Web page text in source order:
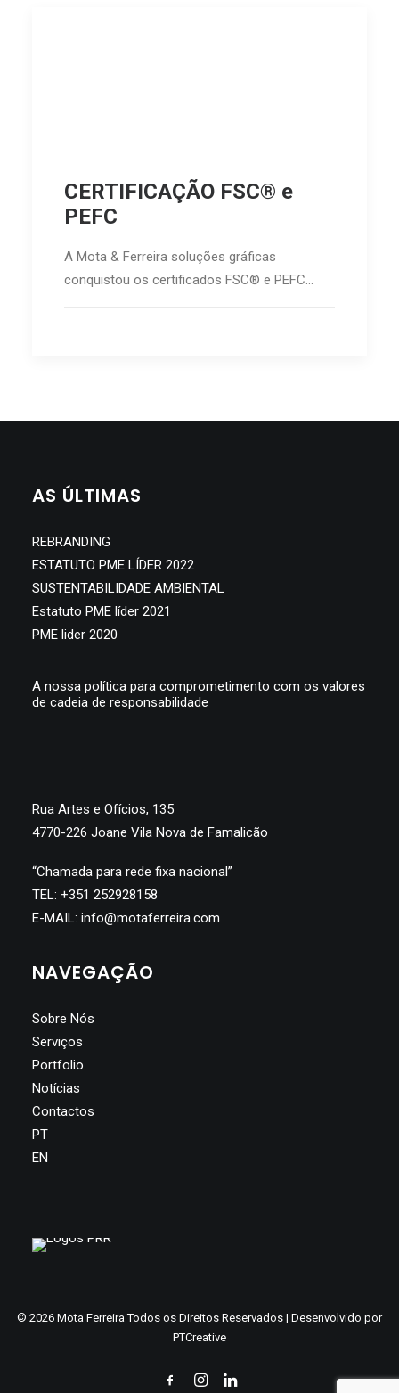
CERTIFICAÇÃO FSC® e
PEFC
A Mota & Ferreira soluções gráficas
conquistou os certificados FSC® e PEFC…
AS ÚLTIMAS
REBRANDING
ESTATUTO PME LÍDER 2022
SUSTENTABILIDADE AMBIENTAL
Estatuto PME líder 2021
PME lider 2020
A nossa política para comprometimento com os valores
de cadeia de responsabilidade
Rua Artes e Ofícios, 135
4770-226 Joane Vila Nova de Famalicão
“Chamada para rede fixa nacional”
TEL: +351 252928158
E-MAIL: info@motaferreira.com
NAVEGAÇÃO
Sobre Nós
Serviços
Portfolio
Notícias
Contactos
PT
EN
© 2026 Mota Ferreira Todos os Direitos Reservados | Desenvolvido por
PTCreative